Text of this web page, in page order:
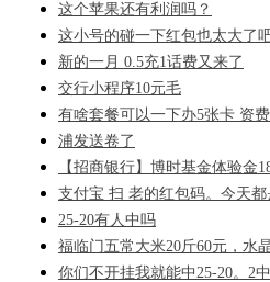
这个苹果还有利润吗？
这小号的碰一下红包也太大了吧
新的一月 0.5充1话费又来了
交行小程序10元毛
有啥套餐可以一下办5张卡 资
浦发送卷了
【招商银行】博时基金体验金
支付宝 扫 老的红包码。今天都
25-20有人中吗
福临门五常大米20斤60元，水
你们不开挂我就能中25-20。2